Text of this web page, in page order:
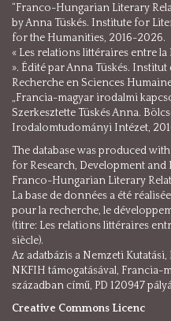
“Franco-Hungarian Literary
by Anna Tüskés. Institute for
for the Humanities, 2016-2026.
« Les relations littéraires entre
». Édité par Anna Tüskés.
Recherche en Sciences
„Francia-magyar irodalmi
Szerkesztette Tüskés Anna.
Irodalomtudományi Intézet,
The database was produced
for Research, Development and
Franco-Hungarian Literary
La base de données a été
pour la recherche, le
(titre: Les relations littéraires
siècle).
Az adatbázis a Nemzeti
NKFIH támogatásával, Francia-
században című, PD 120947
Creative Commons Licenc